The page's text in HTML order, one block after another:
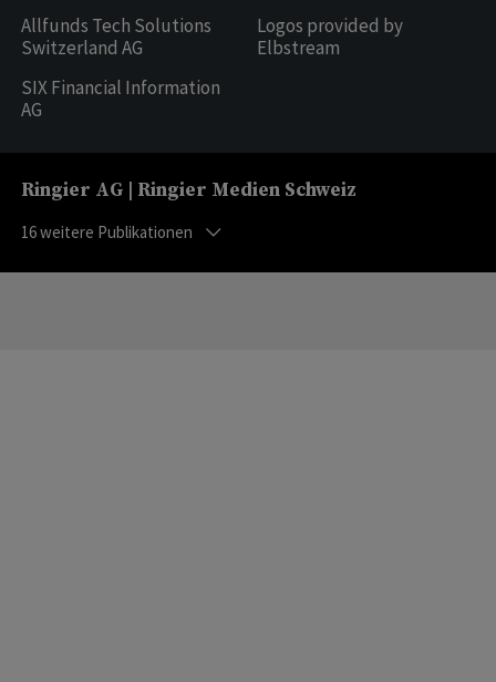
Allfunds Tech Solutions
Switzerland AG
SIX Financial Information
AG
Logos provided by
Elbstream
Ringier AG | Ringier Medien Schweiz
16weitere Publikationen